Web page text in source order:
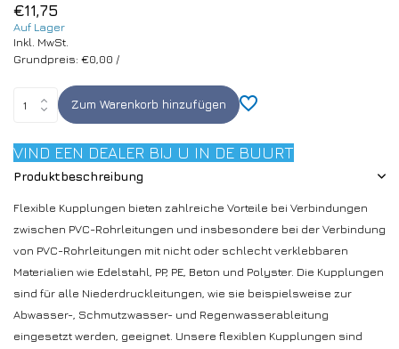
€11,75
Auf Lager
Inkl. MwSt.
Grundpreis: €0,00 /
Zum Warenkorb hinzufügen
VIND EEN DEALER BIJ U IN DE BUURT
Produktbeschreibung
Flexible Kupplungen bieten zahlreiche Vorteile bei Verbindungen
zwischen PVC-Rohrleitungen und insbesondere bei der Verbindung
von PVC-Rohrleitungen mit nicht oder schlecht verklebbaren
Materialien wie Edelstahl, PP, PE, Beton und Polyster. Die Kupplungen
sind für alle Niederdruckleitungen, wie sie beispielsweise zur
Abwasser-, Schmutzwasser- und Regenwasserableitung
eingesetzt werden, geeignet. Unsere flexiblen Kupplungen sind